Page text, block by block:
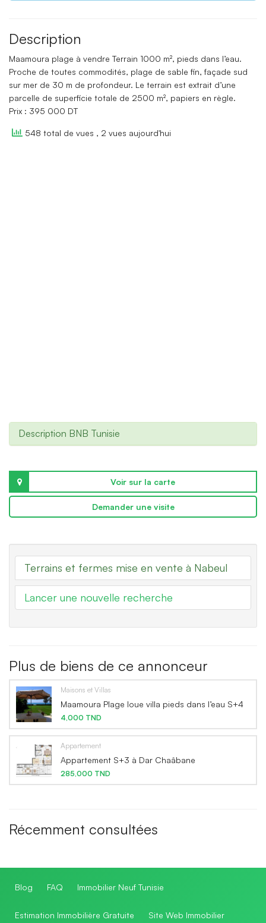
Description
Maamoura plage à vendre Terrain 1000 m², pieds dans l’eau.
Proche de toutes commodités, plage de sable fin, façade sud
sur mer de 30 m de profondeur. Le terrain est extrait d’une
parcelle de superficie totale de 2500 m², papiers en règle.
Prix : 395 000 DT
548 total de vues , 2 vues aujourd'hui
Description BNB Tunisie
Voir sur la carte
Demander une visite
Terrains et fermes mise en vente à Nabeul
Lancer une nouvelle recherche
Plus de biens de ce annonceur
Maisons et Villas
Maamoura Plage loue villa pieds dans l’eau S+4
4,000 TND
Appartement
Appartement S+3 à Dar Chaâbane
285,000 TND
Récemment consultées
Blog FAQ Immobilier Neuf Tunisie
Estimation Immobilière Gratuite Site Web Immobilier